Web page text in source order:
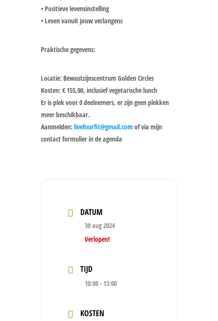
• Positieve levensinstelling
• Leven vanuit jouw verlangens
Praktische gegevens:
Locatie: Bewustzijnscentrum Golden Circles
Kosten: € 155,00, inclusief vegetarische lunch
Er is plek voor 0 deelnemers, er zijn geen plekken
meer beschikbaar.
Aanmelden: livefourfit@gmail.comof via mijn
contact formulier in de agenda
DATUM
30 aug 2024
Verlopen!
TIJD
10:00 - 13:00
KOSTEN